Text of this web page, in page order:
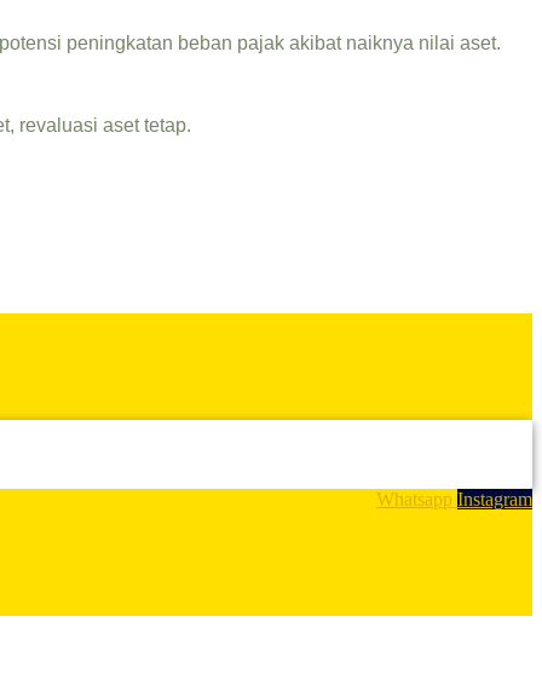
peningkatan beban pajak akibat naiknya nilai aset.
revaluasi aset tetap.
Whatsapp Instagram